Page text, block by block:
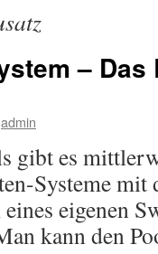
–
admin
gibt es
Systeme mit
eigenen
kann den